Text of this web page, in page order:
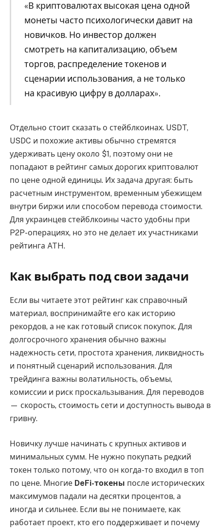
«В криптовалютах высокая цена одной
монеты часто психологически давит на
новичков. Но инвестор должен
смотреть на капитализацию, объем
торгов, распределение токенов и
сценарии использования, а не только
на красивую цифру в долларах».
Отдельно стоит сказать о стейблкоинах. USDT,
USDC и похожие активы обычно стремятся
удерживать цену около $1, поэтому они не
попадают в рейтинг самых дорогих криптовалют
по цене одной единицы. Их задача другая: быть
расчетным инструментом, временным убежищем
внутри биржи или способом перевода стоимости.
Для украинцев стейблкоины часто удобны при
P2P-операциях, но это не делает их участниками
рейтинга ATH.
Как выбрать под свои задачи
Если вы читаете этот рейтинг как справочный
материал, воспринимайте его как историю
рекордов, а не как готовый список покупок. Для
долгосрочного хранения обычно важны
надежность сети, простота хранения, ликвидность
и понятный сценарий использования. Для
трейдинга важны волатильность, объемы,
комиссии и риск проскальзывания. Для переводов
— скорость, стоимость сети и доступность вывода в
гривну.
Новичку лучше начинать с крупных активов и
минимальных сумм. Не нужно покупать редкий
токен только потому, что он когда-то входил в топ
по цене. Многие DeFi-токены после исторических
максимумов падали на десятки процентов, а
иногда и сильнее. Если вы не понимаете, как
работает проект, кто его поддерживает и почему